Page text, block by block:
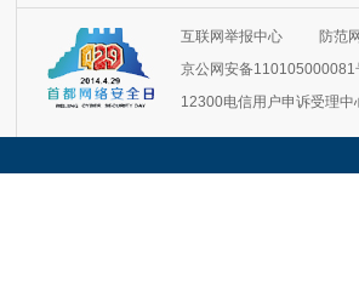
互联网举报中心
防范
京公网安备110105000081
12300电信用户申诉受理中